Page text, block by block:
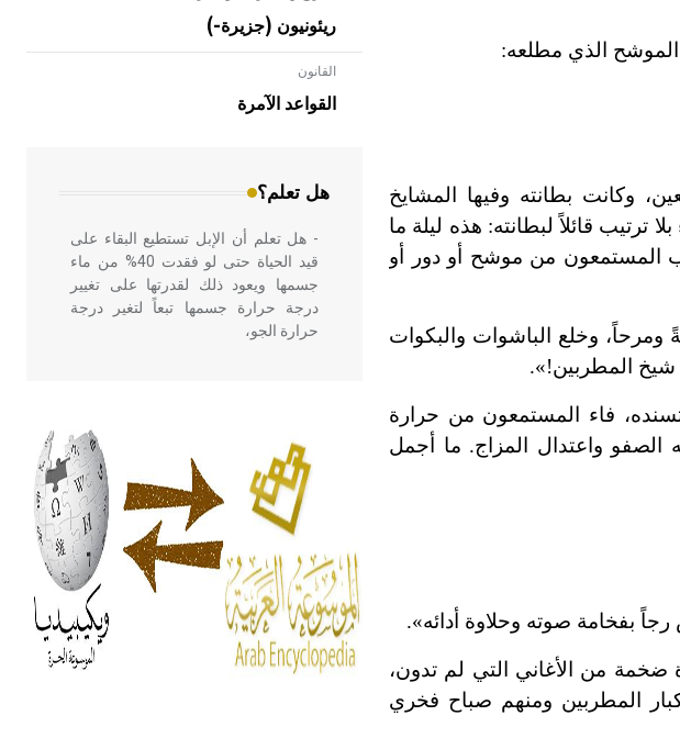
الذي مطلعه:
وكانت بطانته وفيها المشايخ
قائلاً لبطانته: هذه ليلة ما
المستمعون من موشح أو دور أو
وخلع الباشوات والبكوات
شيخ المطربين!».
فاء المستمعون من حرارة
الصفو واعتدال المزاج. ما أجمل
بفخامة صوته وحلاوة أدائه».
من الأغاني التي لم تدون،
كبار المطربين ومنهم صباح فخري
ريئونيون (جزيرة-)
القانون
القواعد الآمرة
هل تعلم؟
- هل تعلم أن الأبلق نوع من الفنون
الهندسية التي ارتبطت بالعمارة الإسلامية
في بلاد الشام ومصر خاصة، حيث يحرص
- هل تعلم أن الإبل تستطيع البقاء على
قيد الحياة حتى لو فقدت 40% من ماء
جسمها ويعود ذلك لقدرتها على تغيير
درجة حرارة جسمها تبعاً لتغير درجة
حرارة الجو،
أربعة مؤلفات هي: الحكم، الأدلة، تنظيم
التغذية، ورسالته في جروح الرأس.
ويعود له الفضل بأنه حرر الطب من
الدين والفلسفة.
- هل تعلم أن المرجان إفراز حيواني
يتكون في البحر ويتركب من مادة
كربونات الكلسيوم، وهو أحمر أو شديد
الحمرة وهو أجود أنواعه، ويمتاز بكبر
الحجم ويسمى الش